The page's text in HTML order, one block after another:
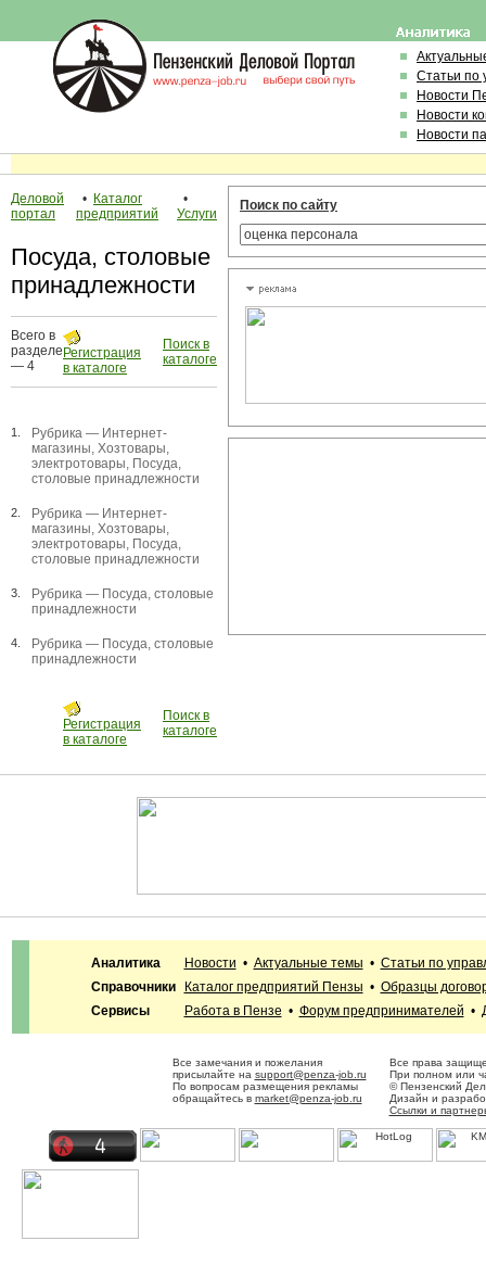
Статьи по
Новости
Новости
Новости
Деловой
портал
• Каталог
предприятий
•
Услуги
Посуда, столовые
принадлежности
Всего в
разделе
— 4
Регистрация
в каталоге
Поиск в
каталоге
1. Рубрика — Интернет-
магазины, Хозтовары,
электротовары, Посуда,
столовые принадлежности
2. Рубрика — Интернет-
магазины, Хозтовары,
электротовары, Посуда,
столовые принадлежности
3. Рубрика — Посуда, столовые
принадлежности
4. Рубрика — Посуда, столовые
принадлежности
Регистрация
в каталоге
Поиск в
каталоге
Поиск по сайту
Аналитика Новости • Актуальные темы • Статьи по
Справочники
Каталог предприятий Пензы • Образцы
Сервисы
Работа в Пензе • Форум предпринимателей •
Все замечания и пожелания
присылайте на support@penza-job.ru
По вопросам размещения рекламы
обращайтесь в market@penza-job.ru
Все права
При полном или
© Пензенский
Дизайн и
Ссылки и